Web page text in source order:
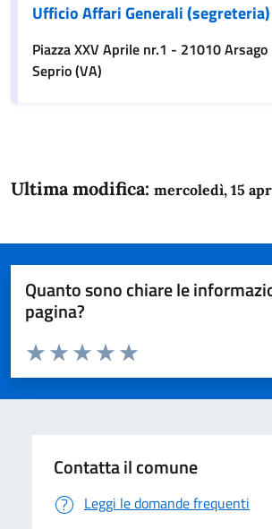
Ufficio Affari Generali (segreteria)
Piazza XXV Aprile nr.1 - 21010 Arsago
Seprio (VA)
Ultima modifica: mercoledì, 15
Quanto sono chiare le
pagina?
Domanda
Valuta da 1 a 5 stelle la pagina
Valuta 5 stelle su 5
Valuta 4 stelle su 5
Valuta 3 stelle su 5
Valuta 2 stelle su 5
Valuta 1 stelle su 5
Contatta il comune
Leggi le domande frequenti